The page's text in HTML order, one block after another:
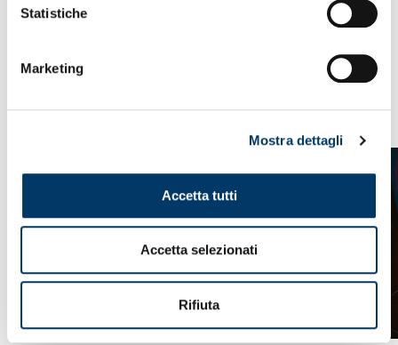
Statistiche
Marketing
Mostra dettagli
Accetta tutti
Accetta selezionati
Rifiuta
VEDI ANCHE